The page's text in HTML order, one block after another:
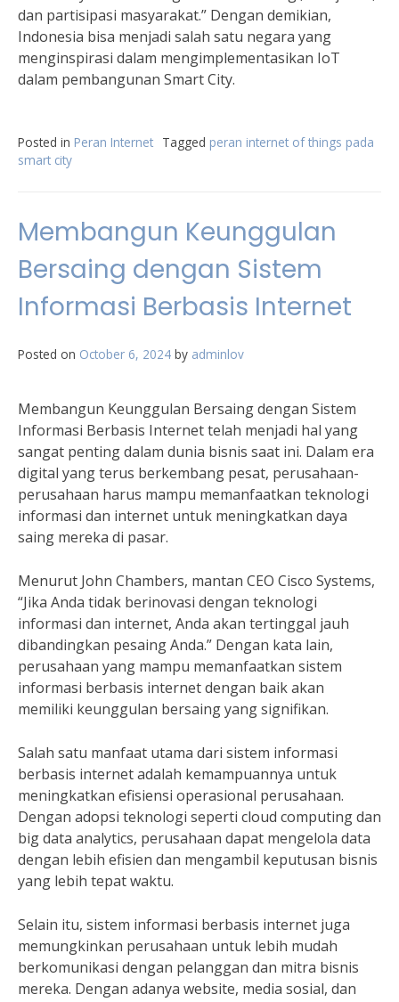
dan partisipasi masyarakat.” Dengan demikian,
Indonesia bisa menjadi salah satu negara yang
menginspirasi dalam mengimplementasikan IoT
dalam pembangunan Smart City.
Posted in Peran Internet Tagged peran internet of things pada
smart city
Membangun Keunggulan
Bersaing dengan Sistem
Informasi Berbasis Internet
Posted on October 6, 2024 by adminlov
Membangun Keunggulan Bersaing dengan Sistem
Informasi Berbasis Internet telah menjadi hal yang
sangat penting dalam dunia bisnis saat ini. Dalam era
digital yang terus berkembang pesat, perusahaan-
perusahaan harus mampu memanfaatkan teknologi
informasi dan internet untuk meningkatkan daya
saing mereka di pasar.
Menurut John Chambers, mantan CEO Cisco Systems,
“Jika Anda tidak berinovasi dengan teknologi
informasi dan internet, Anda akan tertinggal jauh
dibandingkan pesaing Anda.” Dengan kata lain,
perusahaan yang mampu memanfaatkan sistem
informasi berbasis internet dengan baik akan
memiliki keunggulan bersaing yang signifikan.
Salah satu manfaat utama dari sistem informasi
berbasis internet adalah kemampuannya untuk
meningkatkan efisiensi operasional perusahaan.
Dengan adopsi teknologi seperti cloud computing dan
big data analytics, perusahaan dapat mengelola data
dengan lebih efisien dan mengambil keputusan bisnis
yang lebih tepat waktu.
Selain itu, sistem informasi berbasis internet juga
memungkinkan perusahaan untuk lebih mudah
berkomunikasi dengan pelanggan dan mitra bisnis
mereka. Dengan adanya website, media sosial, dan